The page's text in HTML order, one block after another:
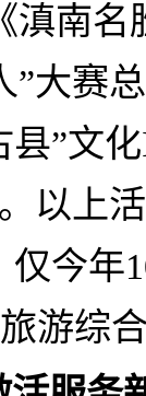
滇南
大赛
县”文
以上
今年
游综